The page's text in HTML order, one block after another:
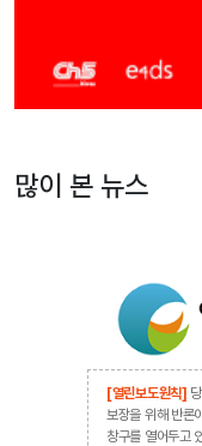
많이 본 뉴스
[열린보도원칙]
보장을 위해 반론
창구를 열어두고